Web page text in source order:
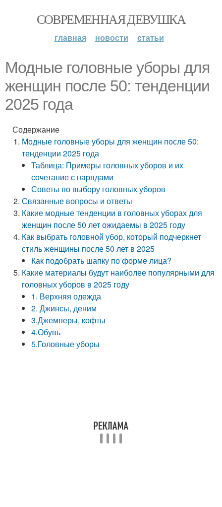
СОВРЕМЕННАЯ ДЕВУШКА
главная новости статьи
Модные головные уборы для
женщин после 50: тенденции
2025 года
Содержание
Модные головные уборы для женщин после 50:
тенденции 2025 года
Таблица: Примеры головных уборов и их
сочетание с нарядами
Советы по выбору головных уборов
Связанные вопросы и ответы
Какие модные тенденции в головных уборах для
женщин после 50 лет ожидаемы в 2025 году
Как выбрать головной убор, который подчеркнет
стиль женщины после 50 лет в 2025
Как подобрать шапку по форме лица?
Какие материалы будут наиболее популярными для
головных уборов в 2025 году
1. Верхняя одежда
2. Джинсы, деним
3.Джемперы, кофты
4.Обувь
5.Головные уборы